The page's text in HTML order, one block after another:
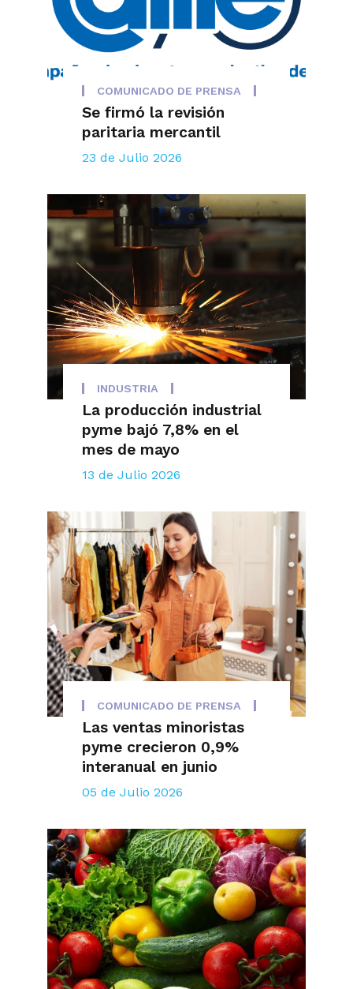
COMUNICADO DE PRENSA
Se firmó la revisión
paritaria mercantil
23 de Julio 2026
INDUSTRIA
La producción industrial
pyme bajó 7,8% en el
mes de mayo
13 de Julio 2026
COMUNICADO DE PRENSA
Las ventas minoristas
pyme crecieron 0,9%
interanual en junio
05 de Julio 2026